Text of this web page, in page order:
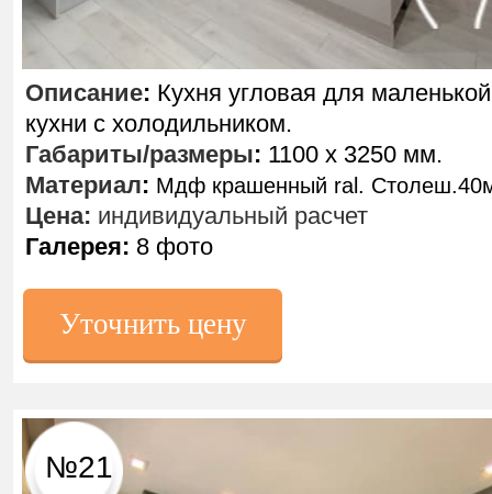
№21
Уточнить цену
Описание: Кухня угловая для маленькой
кухни с холодильником.
Габариты/размеры: 1100 х 3250 мм.
Материал: Мдф крашенный ral.
Цена: индивидуальный расчет
Галерея: 8 фото